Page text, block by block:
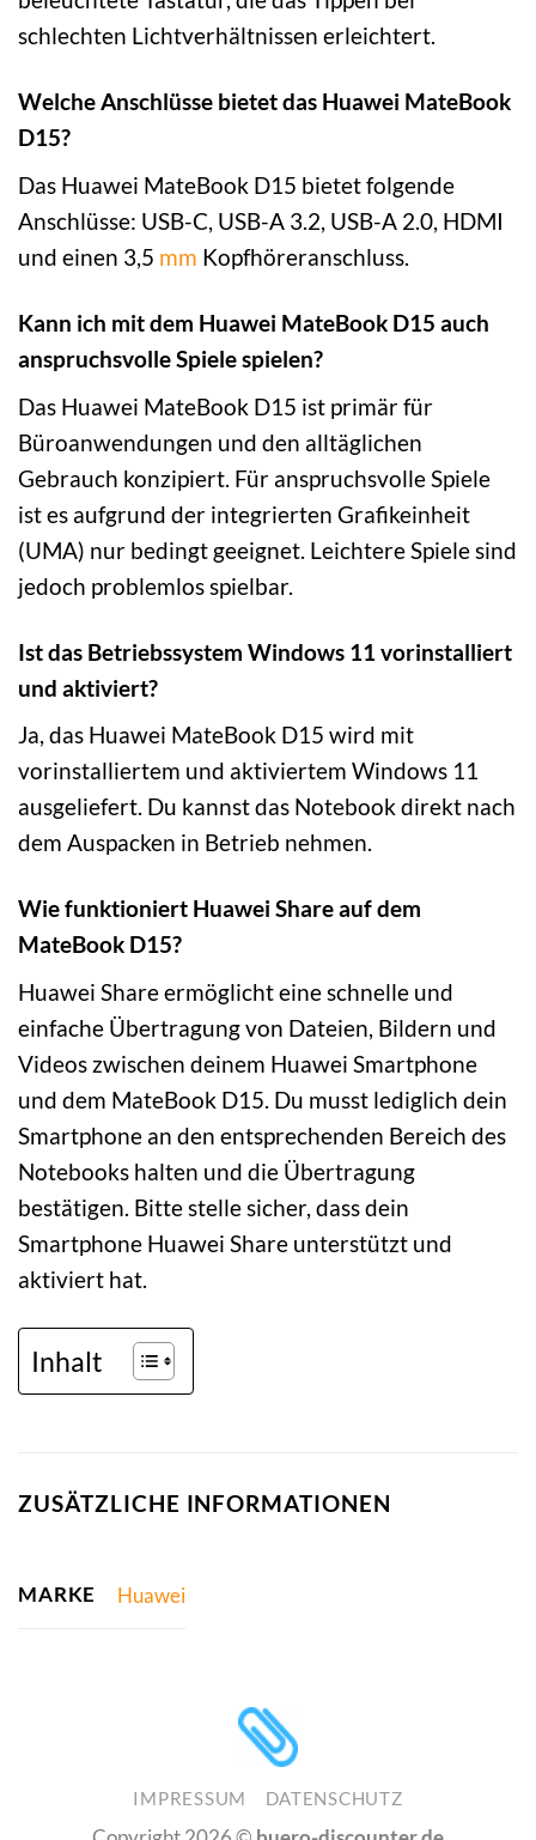
schlechten Lichtverhältnissen erleichtert.
Welche Anschlüsse bietet das Huawei MateBook
D15?
Das Huawei MateBook D15 bietet folgende
Anschlüsse: USB-C, USB-A 3.2, USB-A 2.0, HDMI
und einen 3,5 mm Kopfhöreranschluss.
Kann ich mit dem Huawei MateBook D15 auch
anspruchsvolle Spiele spielen?
Das Huawei MateBook D15 ist primär für
Büroanwendungen und den alltäglichen
Gebrauch konzipiert. Für anspruchsvolle Spiele
ist es aufgrund der integrierten Grafikeinheit
(UMA) nur bedingt geeignet. Leichtere Spiele sind
jedoch problemlos spielbar.
Ist das Betriebssystem Windows 11 vorinstalliert
und aktiviert?
Ja, das Huawei MateBook D15 wird mit
vorinstalliertem und aktiviertem Windows 11
ausgeliefert. Du kannst das Notebook direkt nach
dem Auspacken in Betrieb nehmen.
Wie funktioniert Huawei Share auf dem
MateBook D15?
Huawei Share ermöglicht eine schnelle und
einfache Übertragung von Dateien, Bildern und
Videos zwischen deinem Huawei Smartphone
und dem MateBook D15. Du musst lediglich dein
Smartphone an den entsprechenden Bereich des
Notebooks halten und die Übertragung
bestätigen. Bitte stelle sicher, dass dein
Smartphone Huawei Share unterstützt und
aktiviert hat.
Inhalt
ZUSÄTZLICHE INFORMATIONEN
MARKE Huawei
IMPRESSUM DATENSCHUTZ